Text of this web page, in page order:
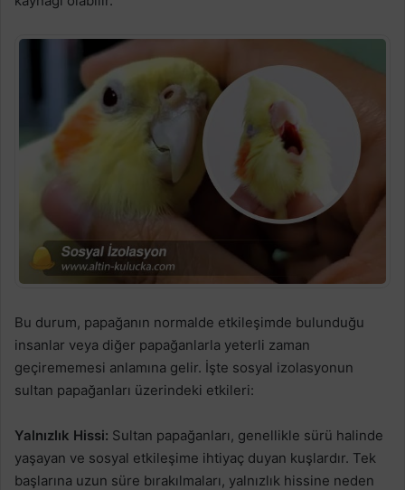
Bu durum, papağanın normalde etkileşimde bulunduğu
insanlar veya diğer papağanlarla yeterli zaman
geçirememesi anlamına gelir. İşte sosyal izolasyonun
sultan papağanları üzerindeki etkileri:
Yalnızlık Hissi: Sultan papağanları, genellikle sürü halinde
yaşayan ve sosyal etkileşime ihtiyaç duyan kuşlardır. Tek
başlarına uzun süre bırakılmaları, yalnızlık hissine neden